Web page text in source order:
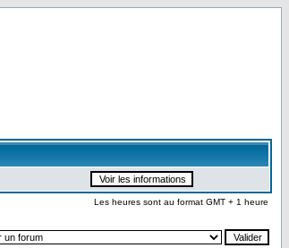
Les heures sont au format GMT + 1 heure